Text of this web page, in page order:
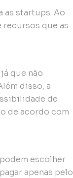
as startups. Ao
recursos que as
que não
disso, a
de
de acordo com
escolher
apenas pelo